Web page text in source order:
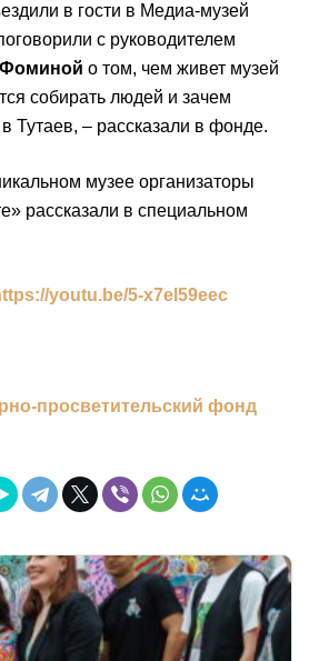
в гости в Медиа-музей
с руководителем
Фоминой о том, чем живет музей
собирать людей и зачем
Тутаев, – рассказали в фонде.
музее организаторы
рассказали в специальном
youtu.be/5-x7eI59eec
просветительский фонд